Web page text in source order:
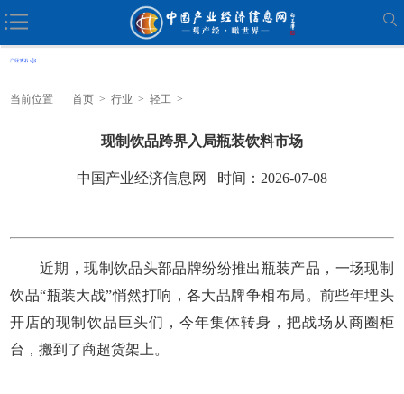
当前位置 首页 > 行业 > 轻工 >
现制饮品跨界入局瓶装饮料市场
中国产业经济信息网 时间：2026-07-08
近期，现制饮品头部品牌纷纷推出瓶装产品，一场现制
饮品“瓶装大战”悄然打响，各大品牌争相布局。前些年埋头
开店的现制饮品巨头们，今年集体转身，把战场从商圈柜
台，搬到了商超货架上。